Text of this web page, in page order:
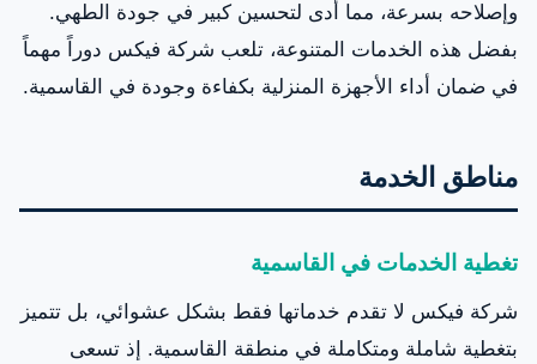
وإصلاحه بسرعة، مما أدى لتحسين كبير في جودة الطهي.
بفضل هذه الخدمات المتنوعة، تلعب شركة فيكس دوراً مهماً
في ضمان أداء الأجهزة المنزلية بكفاءة وجودة في القاسمية.
مناطق الخدمة
تغطية الخدمات في القاسمية
شركة فيكس لا تقدم خدماتها فقط بشكل عشوائي، بل تتميز
بتغطية شاملة ومتكاملة في منطقة القاسمية. إذ تسعى